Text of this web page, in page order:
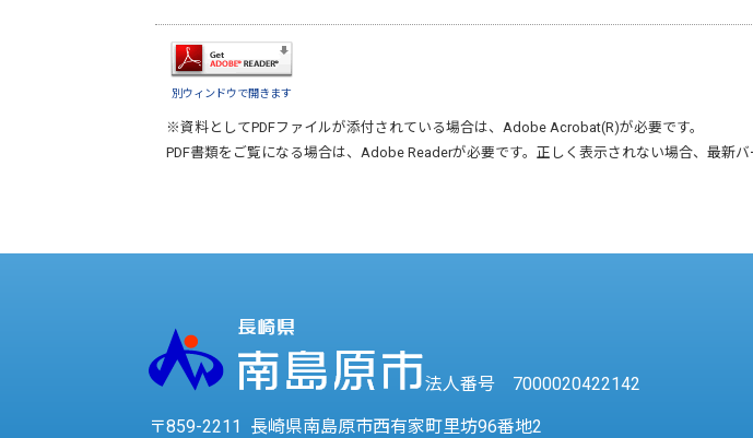
別ウィンドウで開きます
※資料としてPDFファイルが添付されている場合は、 Adobe Acrobat(R)が必要です。
PDF書類をご覧になる場合は、 Adobe Readerが必要です。正しく表示されない場合、最新バ
法人番号 7000020422142
〒859-2211 長崎県南島原市西有家町里坊96番地2